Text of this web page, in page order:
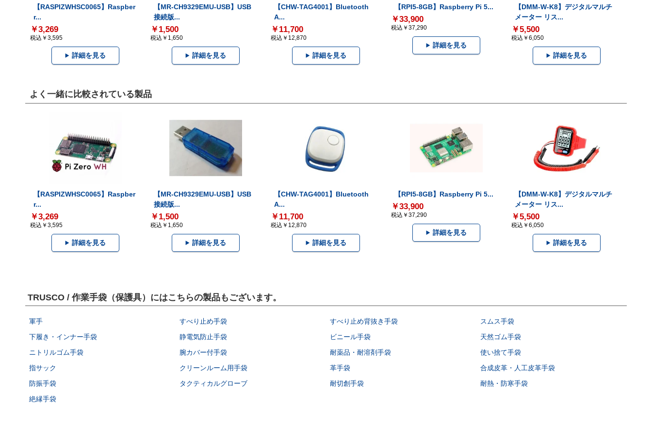
【RASPIZWHSC0065】Raspber
r...
￥3,269
税込￥3,595
詳細を見る
【MR-CH9329EMU-USB】USB
接続版...
￥1,500
税込￥1,650
詳細を見る
【CHW-TAG4001】Bluetooth
A...
￥11,700
税込￥12,870
詳細を見る
【RPI5-8GB】Raspberry Pi 5...
￥33,900
税込￥37,290
詳細を見る
【DMM-W-K8】デジタルマルチ
メーター リス...
￥5,500
税込￥6,050
詳細を見る
よく一緒に比較されている製品
【RASPIZWHSC0065】Raspber
r...
￥3,269
税込￥3,595
詳細を見る
【MR-CH9329EMU-USB】USB
接続版...
￥1,500
税込￥1,650
詳細を見る
【CHW-TAG4001】Bluetooth
A...
￥11,700
税込￥12,870
詳細を見る
【RPI5-8GB】Raspberry Pi 5...
￥33,900
税込￥37,290
詳細を見る
【DMM-W-K8】デジタルマルチ
メーター リス...
￥5,500
税込￥6,050
詳細を見る
TRUSCO / 作業手袋（保護具）にはこちらの製品もございます。
軍手 すべり止め手袋 すべり止め背抜き手袋
スムス手袋
下履き・インナー手袋
静電気防止手袋 ビニール手袋
天然ゴム手袋
ニトリルゴム手袋
腕カバー付手袋 耐薬品・耐溶剤手袋
使い捨て手袋
指サック
クリーンルーム用手袋 革手袋
合成皮革・人工皮革手袋
防振手袋
タクティカルグローブ 耐切創手袋
耐熱・防寒手袋
絶縁手袋